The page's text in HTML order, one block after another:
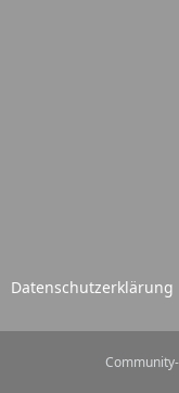
Datenschutzerklärung